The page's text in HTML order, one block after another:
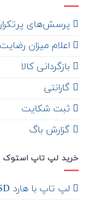
‌ پرسش‌های پرتکرار
اعلام میزان
‌ بازگردانی کالا
گارانتی
ثبت شکایت
‌ گزارش باگ
خرید لپ تاپ استوک
لپ تاپ با هارد SSD